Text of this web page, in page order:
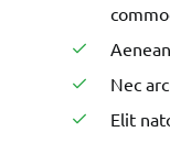
Nec
Elit